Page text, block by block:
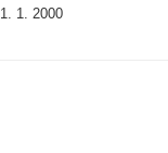
1. 1. 2000